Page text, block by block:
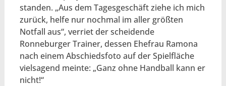
standen. „Aus dem Tagesgeschäft ziehe ich mich
zurück, helfe nur nochmal im aller größten
Notfall aus“, verriet der scheidende
Ronneburger Trainer, dessen Ehefrau Ramona
nach einem Abschiedsfoto auf der Spielfläche
vielsagend meinte: „Ganz ohne Handball kann er
nicht!“